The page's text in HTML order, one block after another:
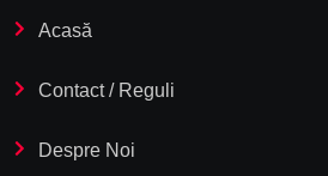
Acasă
Contact / Reguli
Despre Noi